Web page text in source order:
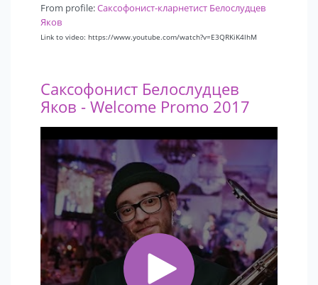
From profile:Саксофонист-кларнетист Белослудцев
Яков
Link to video: https://www.youtube.com/watch?v=E3QRKiK4lhM
Саксофонист Белослудцев
Яков - Welcome Promo 2017